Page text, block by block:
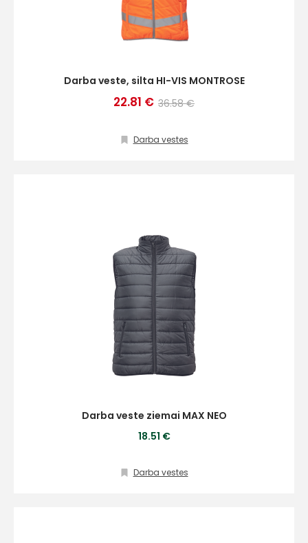
Darba veste, silta HI-VIS MONTROSE
22.81 € 36.58 €
Darba vestes
Darba veste ziemai MAX NEO
18.51 €
Darba vestes
Darbdienās:
8:00 – 17:00
info@hards.lv